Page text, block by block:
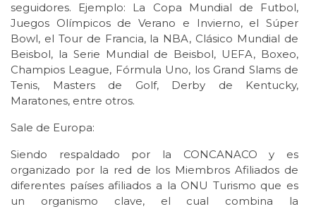
seguidores. Ejemplo: La Copa Mundial de Futbol,
Juegos Olímpicos de Verano e Invierno, el Súper
Bowl, el Tour de Francia, la NBA, Clásico Mundial de
Beisbol, la Serie Mundial de Beisbol, UEFA, Boxeo,
Champios League, Fórmula Uno, los Grand Slams de
Tenis, Masters de Golf, Derby de Kentucky,
Maratones, entre otros.
Sale de Europa:
Siendo respaldado por la CONCANACO y es
organizado por la red de los Miembros Afiliados de
diferentes países afiliados a la ONU Turismo que es
un organismo clave, el cual combina la